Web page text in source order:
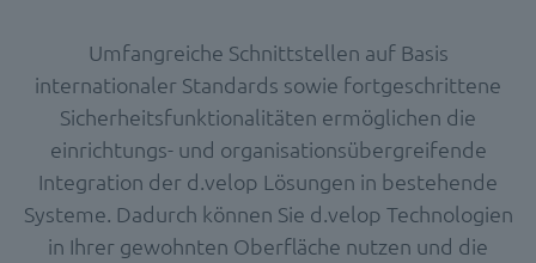
Umfangreiche Schnittstellen auf Basis
internationaler Standards sowie fortgeschrittene
Sicherheitsfunktionalitäten ermöglichen die
einrichtungs- und organisationsübergreifende
Integration der d.velop Lösungen in bestehende
Systeme. Dadurch können Sie d.velop Technologien
in Ihrer gewohnten Oberfläche nutzen und die